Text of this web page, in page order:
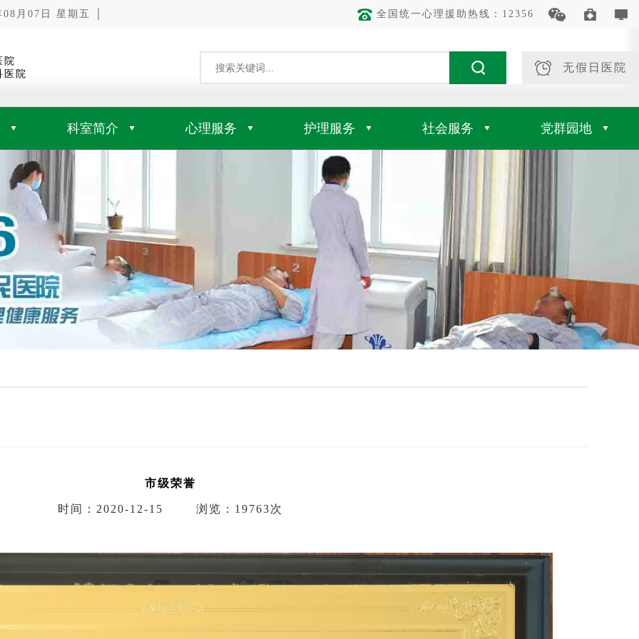
月07日 星期五 │ 全国统一心理援助热线：12356
院
医院
无假日医院
科室简介 心理服务 护理服务 社会服务 党群园地
市级荣誉
时间：2020-12-15 浏览：19763次